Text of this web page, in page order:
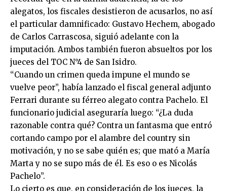
alegatos, los fiscales desistieron de acusarlos, no así
el particular damnificado: Gustavo Hechem, abogado
de Carlos Carrascosa, siguió adelante con la
imputación. Ambos también fueron absueltos por los
jueces del TOC N°4 de San Isidro.
“Cuando un crimen queda impune el mundo se
vuelve peor”, había lanzado el fiscal general adjunto
Ferrari durante su férreo alegato contra Pachelo. El
funcionario judicial aseguraría luego: “¿La duda
razonable contra qué? Contra un fantasma que entró
cortando campo por el alambre del country sin
motivación, y no se sabe quién es; que mató a María
Marta y no se supo más de él. Es eso o es Nicolás
Pachelo”.
Lo cierto es que, en consideración de los jueces, la